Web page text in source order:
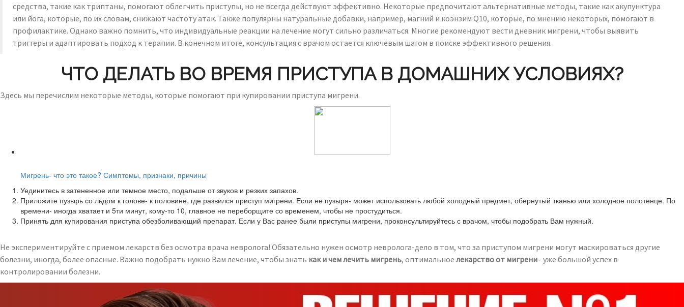
средства, такие как триптаны, помогают облегчить приступы, но не всегда действуют эффективно. Некоторые предпочитают альтернативные методы, такие как акупунктура
или йога, которые, по их словам, снижают частоту атак. Также популярны натуральные добавки, например, магний и коэнзим Q10, которые, по мнению некоторых, помогают в
профилактике. Однако важно помнить, что индивидуальные реакции на лечение могут сильно различаться. Многие рекомендуют вести дневник мигрени, чтобы выявить
триггеры и адаптировать подход к терапии. В конечном итоге, консультация с врачом остается ключевым шагом в поиске эффективного решения.
ЧТО ДЕЛАТЬ ВО ВРЕМЯ ПРИСТУПА В ДОМАШНИХ УСЛОВИЯХ?
Здесь мы перечислим некоторые методы, которые помогают при купировании приступа мигрени.
Мигрень- что это такое? Симптомы, признаки, причины
Уединитесь в затененное или темное место, подальше от звуков и резких запахов.
Приложите пузырь со льдом к голове- к половине, где развился приступ мигрени. Если не пузыря- может использовать любой холодный предмет, обернутый тканью или холодное полотенце. По
времени- иногда хватает и 5ти минут, кому-то 10, главное не переборщите со временем, чтобы не простудиться.
Принять для купирования приступа обезболивающий препарат. Если у Вас ранее были приступы мигрени, проконсультируйтесь с врачом, чтобы подобрать Вам нужный.
Не экспериментируйте с приемом лекарств без осмотра врача невролога! Обязательно нужен осмотр невролога-дело в том, что за приступом мигрени могут маскироваться другие
болезни, иногда, более опасные. Важно подобрать нужно Вам лечение, чтобы знать как и чем лечить мигрень, оптимальное лекарство от мигрени– уже большой успех в
контролировании болезни.